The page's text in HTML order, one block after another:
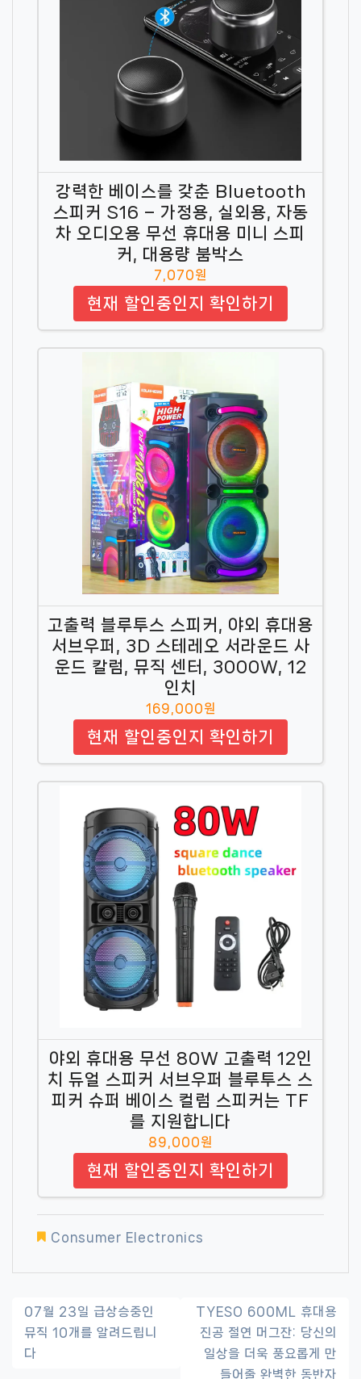
강력한 베이스를 갖춘 Bluetooth
스피커 S16 – 가정용, 실외용, 자동
차 오디오용 무선 휴대용 미니 스피
커, 대용량 붐박스
7,070원
현재 할인중인지 확인하기
고출력 블루투스 스피커, 야외 휴대용
서브우퍼, 3D 스테레오 서라운드 사
운드 칼럼, 뮤직 센터, 3000W, 12
인치
169,000원
현재 할인중인지 확인하기
야외 휴대용 무선 80W 고출력 12인
치 듀얼 스피커 서브우퍼 블루투스 스
피커 슈퍼 베이스 컬럼 스피커는 TF
를 지원합니다
89,000원
현재 할인중인지 확인하기
Consumer Electronics
글
내
07월 23일 급상승중인
뮤직 10개를 알려드립니
다
TYESO 600ML 휴대용
진공 절연 머그잔: 당신의
일상을 더욱 풍요롭게 만
들어줄 완벽한 동반자